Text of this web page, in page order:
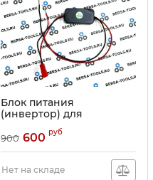
Блок питания
(инвертор) для
ангельских глазок COB
900 600 руб
Нет на складе